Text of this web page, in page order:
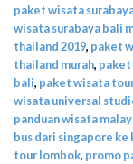
paket wisata
wisata surabaya bali
thailand 2019, paket
thailand murah, paket
bali, paket wisata
wisata universal
panduan wisata
bus dari singapore ke
tour lombok, promo